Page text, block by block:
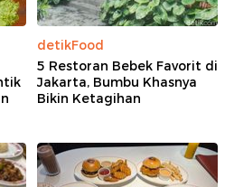
detikFood
5 Restoran Bebek Favorit di
Jakarta, Bumbu Khasnya
Bikin Ketagihan